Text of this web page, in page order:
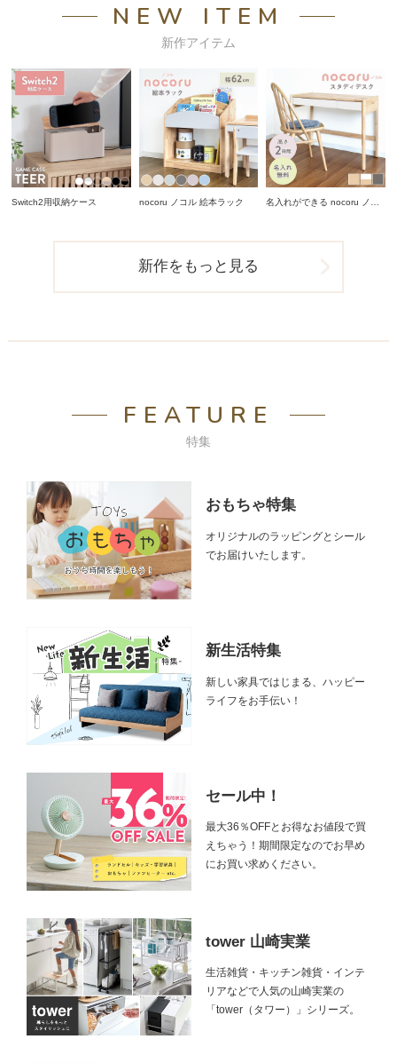
NEW ITEM
新作アイテム
Switch2用収納ケース nocoru ノコル 絵本ラック
名入れができる nocoru ノコ
新作をもっと見る
FEATURE
特集
おもちゃ特集
オリジナルのラッピングとシール
でお届けいたします。
新生活特集
新しい家具ではじまる、ハッピー
ライフをお手伝い！
セール中！
最大36％OFFとお得なお値段で買
えちゃう！期間限定なのでお早め
にお買い求めください。
tower 山崎実業
生活雑貨・キッチン雑貨・インテ
リアなどで人気の山崎実業の
「tower（タワー）」シリーズ。